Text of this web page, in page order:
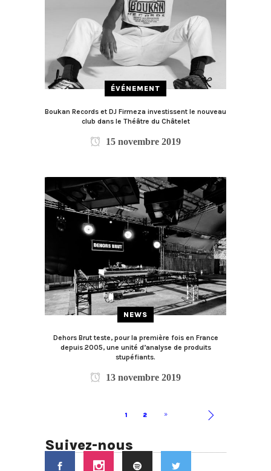
ÉVÉNEMENT
Boukan Records et DJ Firmeza investissent le nouveau
club dans le Théâtre du Châtelet
15 novembre 2019
NEWS
Dehors Brut teste, pour la première fois en France
depuis 2005, une unité d’analyse de produits
stupéfiants.
13 novembre 2019
1 2
Suivez-nous